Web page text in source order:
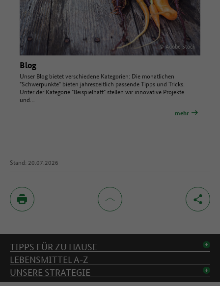
© Adobe Stock
Blog
Unser Blog bietet verschiedene Kategorien: Die monatlichen
"Schwerpunkte" bieten jahreszeitlich passende Tipps und Tricks.
Unter der Kategorie "Beispielhaft" stellen wir innovative Projekte
und…
mehr
Stand: 20.07.2026
Inhaltsverzeichnis
TIPPS FÜR ZU HAUSE
LEBENSMITTEL A-Z
UNSERE STRATEGIE